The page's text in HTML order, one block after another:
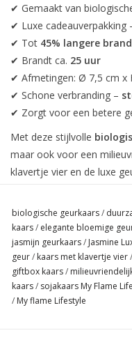
✔ Gemaakt van
✔ Luxe cadeauverpakking
✔ Tot 45% langere
✔ Brandt ca. 25 uur
✔ Afmetingen: Ø 7,5 cm x
✔ Schone verbranding –
✔ Zorgt voor een betere
Met deze stijlvolle
maar ook voor een
klavertje vier en de luxe
biologische geurkaars/
kaars/ elegante bloemige
jasmijn geurkaars/ Jasmine
geur/ kaars met klavertje vier/
giftbox kaars/
kaars/ sojakaars My Flame
/ My flame Lifestyle